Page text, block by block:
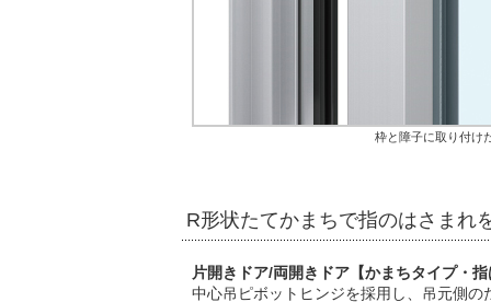
枠と障子に取り付け
R形状たてかまちで指のはさまれ
片開きドア/両開きドア【かまちタイプ・
中心吊ピボットヒンジを採用し、吊元側